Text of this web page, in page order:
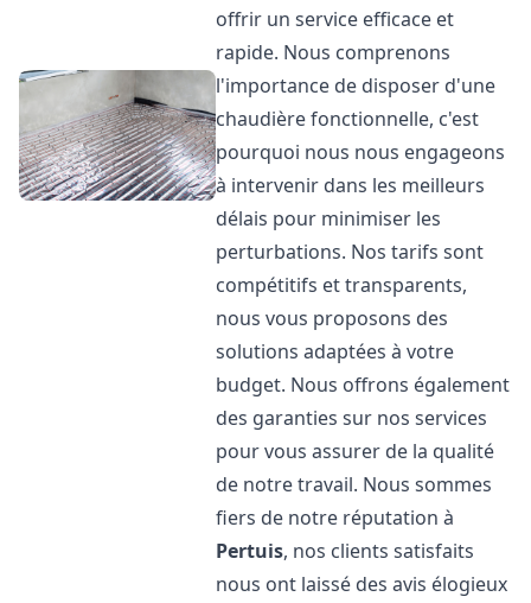
offrir un service efficace et
rapide. Nous comprenons
l'importance de disposer d'une
chaudière fonctionnelle, c'est
pourquoi nous nous engageons
à intervenir dans les meilleurs
délais pour minimiser les
perturbations. Nos tarifs sont
compétitifs et transparents,
nous vous proposons des
solutions adaptées à votre
budget. Nous offrons également
des garanties sur nos services
pour vous assurer de la qualité
de notre travail. Nous sommes
fiers de notre réputation à
Pertuis, nos clients satisfaits
nous ont laissé des avis élogieux